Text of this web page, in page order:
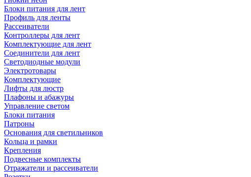
Блоки питания для лент
Профиль для ленты
Рассеиватели
Контроллеры для лент
Комплектующие для лент
Соединители для лент
Светодиодные модули
Электротовары
Комплектующие
Лифты для люстр
Плафоны и абажуры
Управление светом
Блоки питания
Патроны
Основания для светильников
Кольца и рамки
Крепления
Подвесные комплекты
Отражатели и рассеиватели